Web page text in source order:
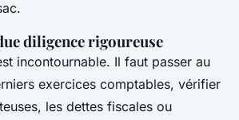
diligence rigoureuse
incontournable. Il faut passer au
exercices comptables, vérifier
les dettes fiscales ou